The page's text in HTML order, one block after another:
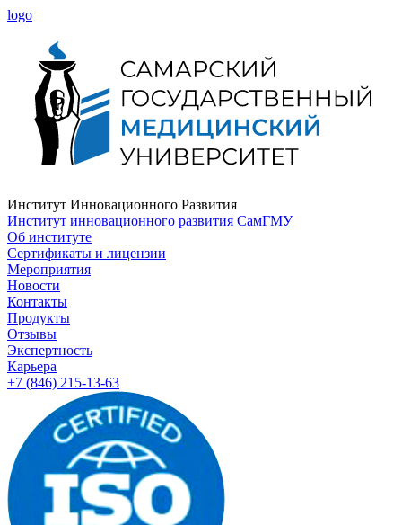
logo
Институт Инновационного Развития
Институт инновационного развития СамГМУ
Об институте
Сертификаты и лицензии
Мероприятия
Новости
Контакты
Продукты
Отзывы
Экспертность
Карьера
+7 (846) 215-13-63